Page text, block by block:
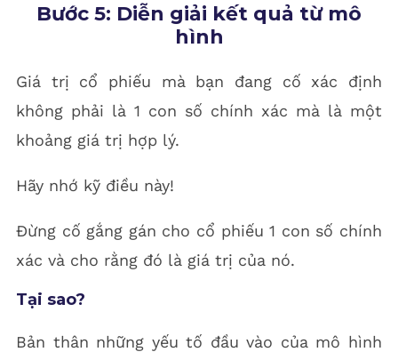
Bước 5: Diễn giải kết quả từ mô
hình
Giá trị cổ phiếu mà bạn đang cố xác định
không phải là 1 con số chính xác mà là một
khoảng giá trị hợp lý.
Hãy nhớ kỹ điều này!
Đừng cố gắng gán cho cổ phiếu 1 con số chính
xác và cho rằng đó là giá trị của nó.
Tại sao?
Bản thân những yếu tố đầu vào của mô hình